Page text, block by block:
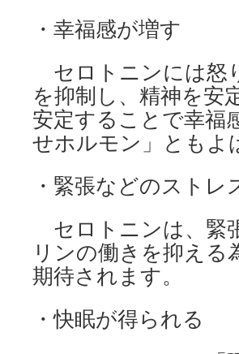
・幸福感が増す
セロトニンには怒
を抑制し、精神を安
安定することで幸福
せホルモン」ともよ
・緊張などのスト
セロトニンは、緊
リンの働きを抑え
期待されます。
・快眠が得られる